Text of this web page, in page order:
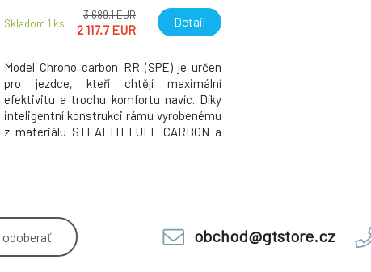
silver
Skladom 1 ks
3 689.1 EUR
2 117.7 EUR Detail
Model Chrono carbon RR (SPE) je určen
pro jezdce, kteří chtějí maximální
efektivitu a trochu komfortu navíc. Díky
inteligentní konstrukci rámu vyrobenému
z materiálu STEALTH FULL CARBON a
odoberať obchod@gtstore.cz